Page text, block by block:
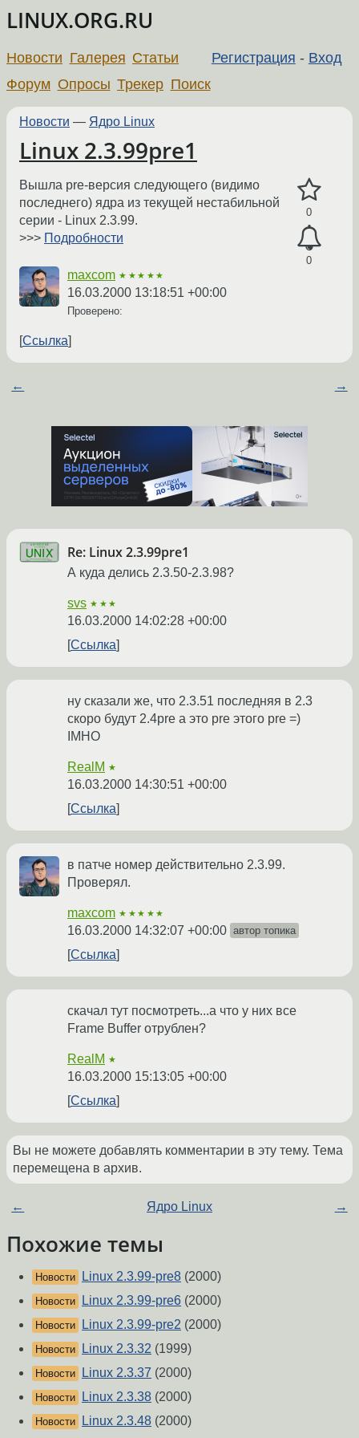
LINUX.ORG.RU
Регистрация - Вход
Новости Галерея Статьи
Форум Опросы Трекер Поиск
Новости — Ядро Linux
Linux 2.3.99pre1
0
0
Вышла pre-версия следующего (видимо
последнего) ядра из текущей нестабильной
серии - Linux 2.3.99.
>>> Подробности
maxcom ★★★★★
16.03.2000 13:18:51 +00:00
Проверено:
Ссылка
← →
Re: Linux 2.3.99pre1
А куда делись 2.3.50-2.3.98?
svs ★★★
16.03.2000 14:02:28 +00:00
Ссылка
ну сказали же, что 2.3.51 последняя в 2.3
скоро будут 2.4pre а это pre этого pre =)
IMHO
RealM ★
16.03.2000 14:30:51 +00:00
Ссылка
в патче номер действительно 2.3.99.
Проверял.
maxcom ★★★★★
16.03.2000 14:32:07 +00:00 автор топика
Ссылка
скачал тут посмотреть...а что у них все
Frame Buffer отрублен?
RealM ★
16.03.2000 15:13:05 +00:00
Ссылка
Вы не можете добавлять комментарии в эту тему. Тема
перемещена в архив.
← Ядро Linux →
Похожие темы
Новости Linux 2.3.99-pre8 (2000)
Новости Linux 2.3.99-pre6 (2000)
Новости Linux 2.3.99-pre2 (2000)
Новости Linux 2.3.32 (1999)
Новости Linux 2.3.37 (2000)
Новости Linux 2.3.38 (2000)
Новости Linux 2.3.48 (2000)